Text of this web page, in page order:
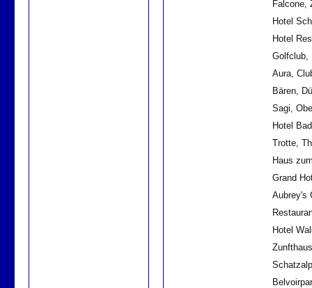
Falcone,
Hotel
Hotel
Golfclub,
Aura,
Bären,
Sagi,
Hotel
Trotte,
Haus
Grand
Aubrey's
Hotel